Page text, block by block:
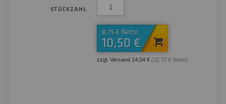
STÜCKZAHL
8,75 € Netto
10,50 €
zzgl. Versand 14,04 € (11,70 € Netto)